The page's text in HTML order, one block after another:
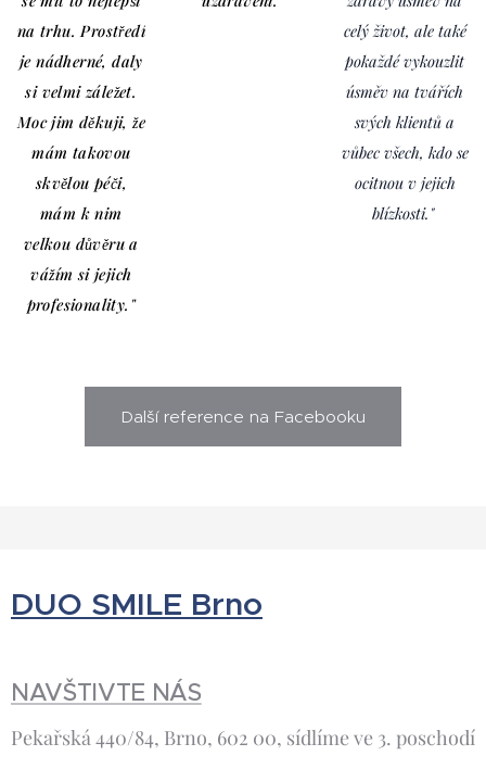
na trhu. Prostředí
je nádherné, daly
si velmi záležet.
Moc jim děkuji, že
mám takovou
skvělou péči,
mám k nim
velkou důvěru a
vážím si jejich
profesionality."
celý život, ale také
pokaždé vykouzlit
úsměv na tvářích
svých klientů a
vůbec všech, kdo se
ocitnou v jejich
blízkosti."
Další reference na Facebooku
DUO SMILE Brno
NAVŠTIVTE NÁS
Pekařská 440/84, Brno, 602 00, sídlíme ve 3. poschodí